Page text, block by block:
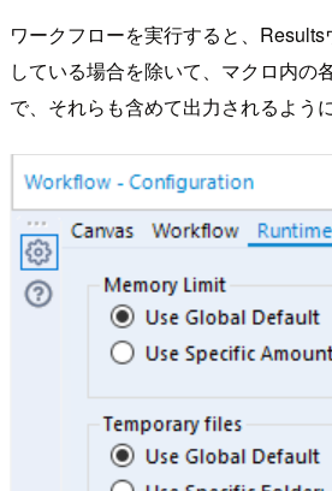
ワークフローを実行すると、
している場合を除いて、マクロ内の
で、それらも含めて出力されるよう